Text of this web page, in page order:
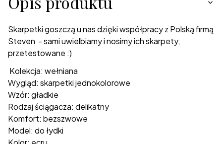
Skarpetki goszczą u nas dzięki współpracy z Polską firmą
Steven - sami uwielbiamy i nosimy ich skarpety,
przetestowane :)
Kolekcja: wełniana
Wygląd: skarpetki jednokolorowe
Wzór: gładkie
Rodzaj ściągacza: delikatny
Komfort: bezszwowe
Model: do łydki